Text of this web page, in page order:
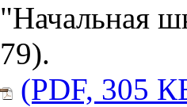
"Начальная
79).
(PDF, 305